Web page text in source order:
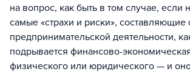
на вопрос, как быть в том случае, если
самые «страхи и риски», составляющие
предпринимательской деятельности,
подрывается финансово-
физического или юридического — и